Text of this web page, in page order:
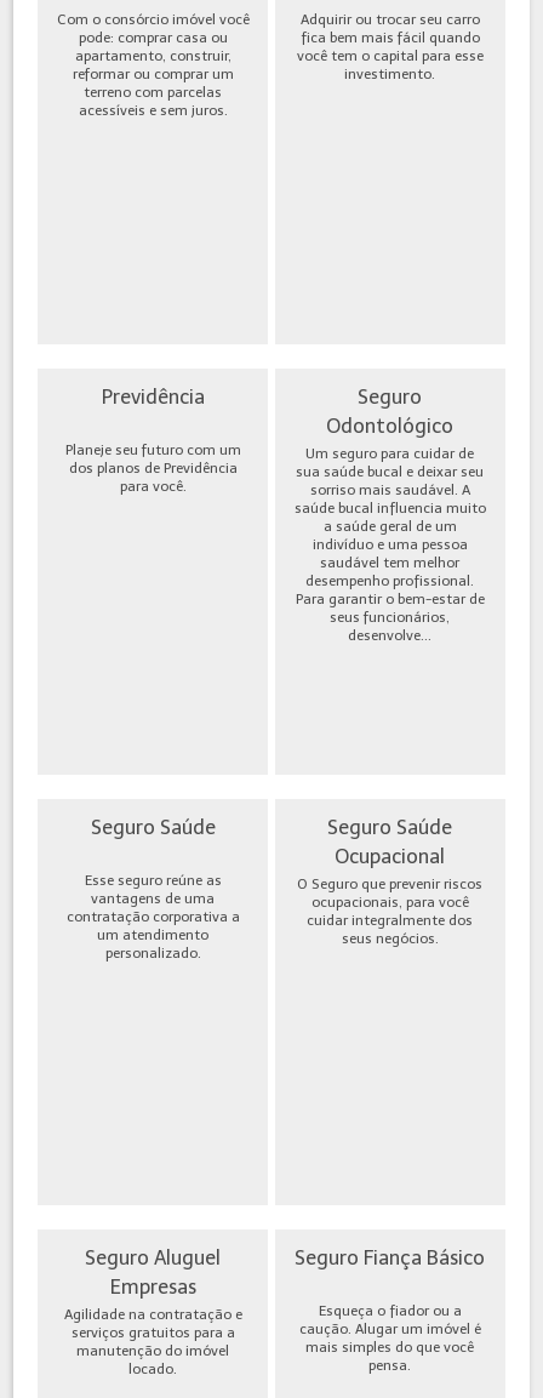
Com o consórcio imóvel você
pode: comprar casa ou
apartamento, construir,
reformar ou comprar um
terreno com parcelas
acessíveis e sem juros.
Adquirir ou trocar seu carro
fica bem mais fácil quando
você tem o capital para esse
investimento.
Previdência
Planeje seu futuro com um
dos planos de Previdência
para você.
Seguro
Odontológico
Um seguro para cuidar de
sua saúde bucal e deixar seu
sorriso mais saudável. A
saúde bucal influencia muito
a saúde geral de um
indivíduo e uma pessoa
saudável tem melhor
desempenho profissional.
Para garantir o bem-estar de
seus funcionários,
desenvolve...
Seguro Saúde
Esse seguro reúne as
vantagens de uma
contratação corporativa a
um atendimento
personalizado.
Seguro Saúde
Ocupacional
O Seguro que prevenir riscos
ocupacionais, para você
cuidar integralmente dos
seus negócios.
Seguro Aluguel
Empresas
Agilidade na contratação e
serviços gratuitos para a
manutenção do imóvel
locado.
Seguro Fiança Básico
Esqueça o fiador ou a
caução. Alugar um imóvel é
mais simples do que você
pensa.